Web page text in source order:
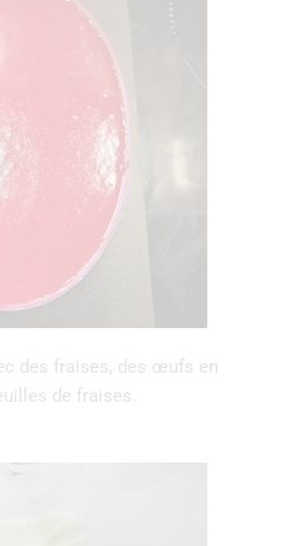
des fraises, des œufs en
de fraises.